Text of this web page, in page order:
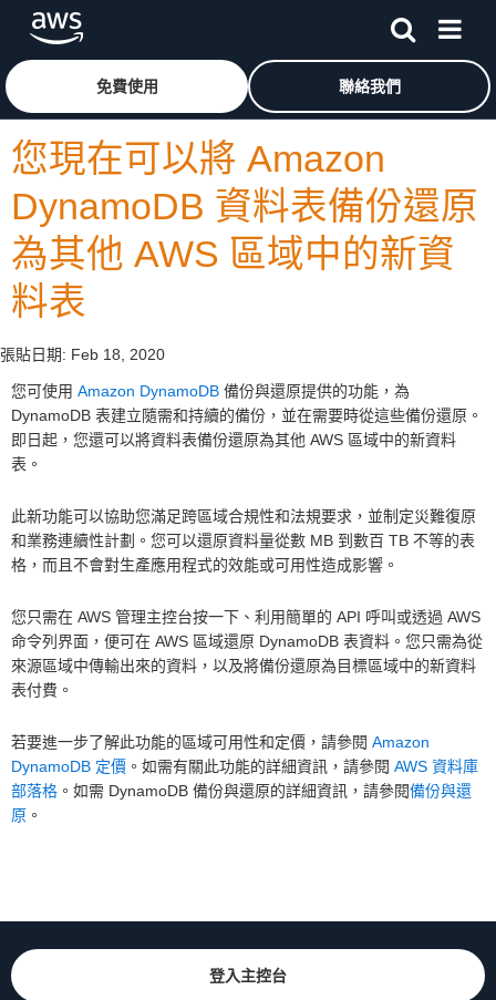
跳至主要內容按一下這裡可返回 Amazon Web Services 首頁
免費使用 聯絡我們
您現在可以將 Amazon
DynamoDB 資料表備份還原
為其他 AWS 區域中的新資
料表
張貼日期: Feb 18, 2020
您可使用 Amazon DynamoDB 備份與還原提供的功能，為
DynamoDB 表建立隨需和持續的備份，並在需要時從這些備份還原。
即日起，您還可以將資料表備份還原為其他 AWS 區域中的新資料
表。
此新功能可以協助您滿足跨區域合規性和法規要求，並制定災難復原
和業務連續性計劃。您可以還原資料量從數 MB 到數百 TB 不等的表
格，而且不會對生產應用程式的效能或可用性造成影響。
您只需在 AWS 管理主控台按一下、利用簡單的 API 呼叫或透過 AWS
命令列界面，便可在 AWS 區域還原 DynamoDB 表資料。您只需為從
來源區域中傳輸出來的資料，以及將備份還原為目標區域中的新資料
表付費。
若要進一步了解此功能的區域可用性和定價，請參閱 Amazon
DynamoDB 定價 。如需有關此功能的詳細資訊，請參閱 AWS 資料庫
部落格 。如需 DynamoDB 備份與還原的詳細資訊，請參閱備份與還
原 。
登入主控台